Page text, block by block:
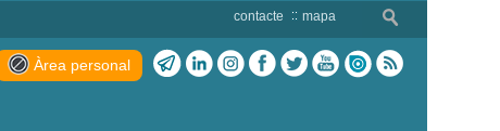
contacte mapa
Àrea personal